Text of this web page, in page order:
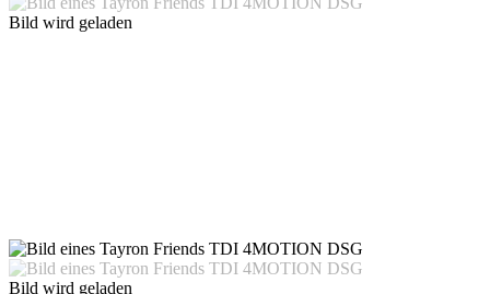
Bild wird geladen
Bild wird geladen